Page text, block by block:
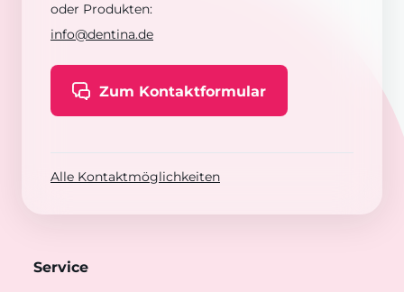
oder Produkten:
info@dentina.de
Zum Kontaktformular
Alle Kontaktmöglichkeiten
Service